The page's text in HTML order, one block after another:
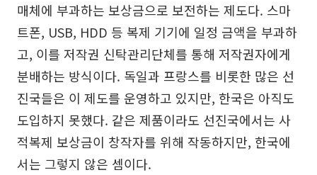
매체에 부과하는 보상금으로 보전하는 제도다. 스마
트폰, USB, HDD 등 복제 기기에 일정 금액을 부과하
고, 이를 저작권 신탁관리단체를 통해 저작권자에게
분배하는 방식이다. 독일과 프랑스를 비롯한 많은 선
진국들은 이 제도를 운영하고 있지만, 한국은 아직도
도입하지 못했다. 같은 제품이라도 선진국에서는 사
적복제 보상금이 창작자를 위해 작동하지만, 한국에
서는 그렇지 않은 셈이다.